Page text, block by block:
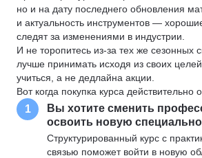
но и на дату последнего обновления
и актуальность инструментов —
следят за изменениями в индустрии.
И не торопитесь из-за тех же сезонных
лучше принимать исходя из своих целей
учиться, а не дедлайна акции.
Вот когда покупка курса действительно
1
Вы хотите сменить
освоить новую
Структурированный курс с
связью поможет войти в новую